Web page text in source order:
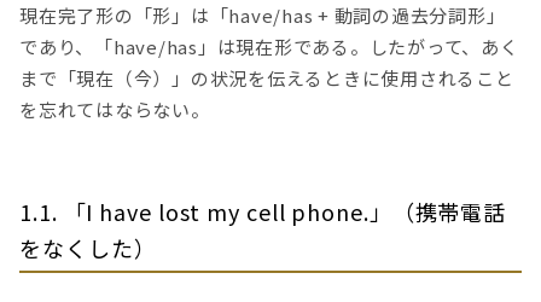
現在完了形の「形」は「have/has + 動詞の過去分詞形」
であり、「have/has」は現在形である。したがって、あく
まで「現在（今）」の状況を伝えるときに使用されること
を忘れてはならない。
1.1. 「I have lost my cell phone.」（携帯電話
をなくした）